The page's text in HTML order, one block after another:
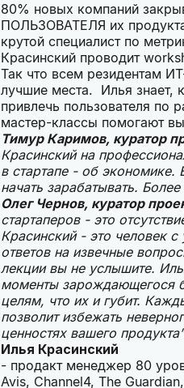
80% новых компаний
ПОЛЬЗОВАТЕЛЯ их
крутой специалист по
Красинский проводит
Так что всем резидентам
лучшие места. Илья знает,
привлечь пользователя по
мастер-классы помогают
Тимур Каримов, куратор
Красинский на
в стартапе - об
начать зарабатывать.
Олег Чернов, куратор
стартаперов - это
Красинский - это человек
ответов на извечные
лекции вы не услышите.
моменты зарождающегося
целям, что их и губит.
позволит избежать
ценностях вашего
Илья Красинский
- продакт менеджер 80
Avis, Channel4, The